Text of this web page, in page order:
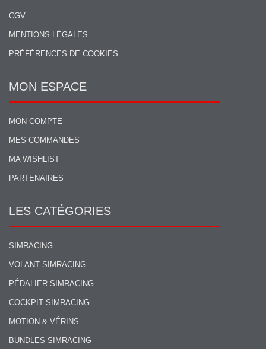
CGV
MENTIONS LÉGALES
PRÉFÉRENCES DE COOKIES
MON ESPACE
MON COMPTE
MES COMMANDES
MA WISHLIST
PARTENAIRES
LES CATÉGORIES
SIMRACING
VOLANT SIMRACING
PÉDALIER SIMRACING
COCKPIT SIMRACING
MOTION & VÉRINS
BUNDLES SIMRACING